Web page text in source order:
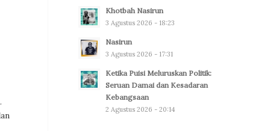
Khotbah Nasirun
3 Agustus 2026 - 18:23
Nasirun
3 Agustus 2026 - 17:31
Ketika Puisi Meluruskan Politik:
Seruan Damai dan Kesadaran
Kebangsaan
2 Agustus 2026 - 20:14